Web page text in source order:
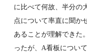
に比べて何故、半分の
点について率直に聞か
あることが理解できた
ったが、A看板につい